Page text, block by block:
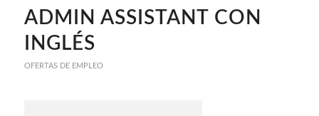
ADMIN ASSISTANT CON
INGLÉS
OFERTAS DE EMPLEO